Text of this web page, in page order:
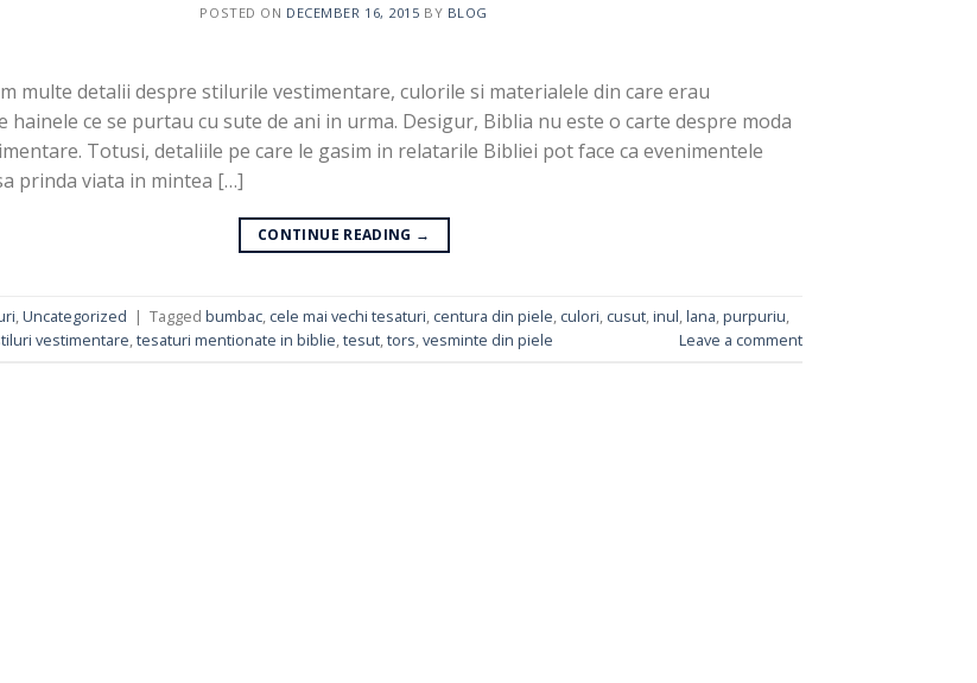
POSTED ON DECEMBER 16, 2015 BY BLOG
multe detalii despre stilurile vestimentare, culorile si materialele din care erau
hainele ce se purtau cu sute de ani in urma. Desigur, Biblia nu este o carte despre moda
Totusi, detaliile pe care le gasim in relatarile Bibliei pot face ca evenimentele
prinda viata in mintea […]
CONTINUE READING →
,Uncategorized | Tagged bumbac, cele mai vechi tesaturi, centura din piele, culori, cusut,inul,lana,purpuriu,
vestimentare,tesaturi mentionate in biblie,tesut,tors,vesminte din piele Leave a comment